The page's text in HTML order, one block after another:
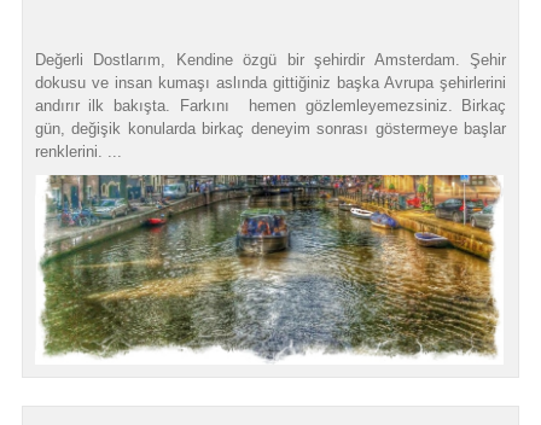
Değerli Dostlarım, Kendine özgü bir şehirdir Amsterdam. Şehir
dokusu ve insan kumaşı aslında gittiğiniz başka Avrupa şehirlerini
andırır ilk bakışta. Farkını hemen gözlemleyemezsiniz. Birkaç
gün, değişik konularda birkaç deneyim sonrası göstermeye başlar
renklerini. ...